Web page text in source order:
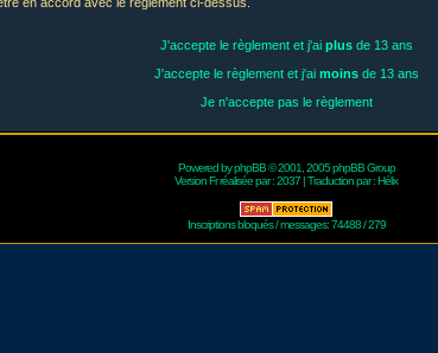
J'accepte le règlement et j'ai plusde 13 ans
J'accepte le règlement et j'ai moinsde 13 ans
Je n'accepte pas le règlement
Powered byphpBB© 2001, 2005 phpBB Group
Version Fr réalisée par :2037 | Traduction par :Hélix
Inscriptions bloqués / messages: 74488 / 279